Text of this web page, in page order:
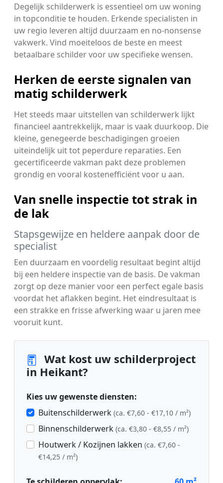
Degelijk schilderwerk is essentieel om uw woning
in topconditie te houden. Erkende specialisten in
uw regio leveren altijd duurzaam en no-nonsense
vakwerk. Vind moeiteloos de beste en meest
betaalbare schilder voor uw specifieke wensen.
Herken de eerste signalen van
matig schilderwerk
Het steeds maar uitstellen van schilderwerk lijkt
financieel aantrekkelijk, maar is vaak duurkoop. Die
kleine, genegeerde beschadigingen groeien
uiteindelijk uit tot peperdure reparaties. Een
gecertificeerde vakman pakt deze problemen
grondig en vooral kostenefficiënt voor u aan.
Van snelle inspectie tot strak in
de lak
Stapsgewijze en heldere aanpak door de
specialist
Een duurzaam en voordelig resultaat begint altijd
bij een heldere inspectie van de basis. De vakman
zorgt op deze manier voor een perfect egale basis
voordat het aflakken begint. Het eindresultaat is
een strakke en frisse afwerking waar u jaren mee
vooruit kunt.
Wat kost uw schilderproject
in Heikant?
Kies uw gewenste diensten:
Buitenschilderwerk (ca. €7,60 - €17,10 / m²)
Binnenschilderwerk (ca. €3,80 - €8,55 / m²)
Houtwerk / Kozijnen lakken (ca. €7,60 -
€14,25 / m²)